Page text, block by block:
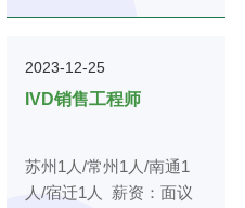
负责指定相应的渠道发展
的开拓和维护，争取更大
的市场份额；2、掌握行
伍，满足公司业务增长的
需求；协调资源对经销商
2023-12-25
IVD销售工程师
苏州1人/常州1人/南通1
人/宿迁1人 薪资：面议